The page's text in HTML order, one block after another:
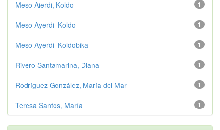
1
Meso Aierdi, Koldo
1
Meso Ayerdi, Koldo
1
Meso Ayerdi, Koldobika
1
Rivero Santamarina, Diana
1
Rodríguez González, María del Mar
1
Teresa Santos, María